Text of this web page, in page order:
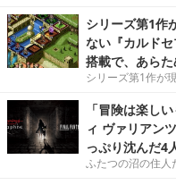
シリーズ第1作
ない『カルド
搭載で、あら
シリーズ第1作が
「冒険は楽し
ィ ヴァリアン
っぷり沈んだ4
ふたつの沼の住人